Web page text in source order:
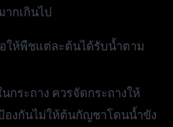
กเกินไป
ให้พืชแต่ละต้นได้รับน้ำตาม
กระถาง ควรจัดกระถางให้
องกันไม่ให้ต้นกัญชาโดนน้ำขัง